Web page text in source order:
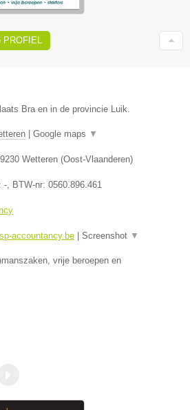
Bra en in de provincie Luik.
Google maps ▼
9230 Wetteren (Oost-Vlaanderen)
- , BTW-nr: 0560.896.461
accountancy.be Screenshot ▼
vrije beroepen en